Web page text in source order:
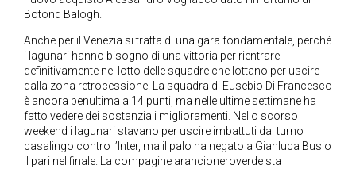
Botond Balogh.
Anche per il Venezia si tratta di una gara fondamentale, perché
i lagunari hanno bisogno di una vittoria per rientrare
definitivamente nel lotto delle squadre che lottano per uscire
dalla zona retrocessione. La squadra di Eusebio Di Francesco
è ancora penultima a 14 punti, ma nelle ultime settimane ha
fatto vedere dei sostanziali miglioramenti. Nello scorso
weekend i lagunari stavano per uscire imbattuti dal turno
casalingo contro l’Inter, ma il palo ha negato a Gianluca Busio
il pari nel finale. La compagine arancioneroverde sta